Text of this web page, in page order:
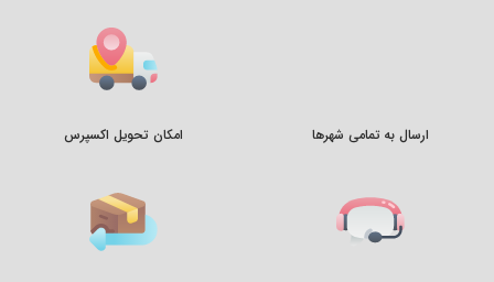
ارسال به تمامی شهرها امکان تحویل اکسپرس